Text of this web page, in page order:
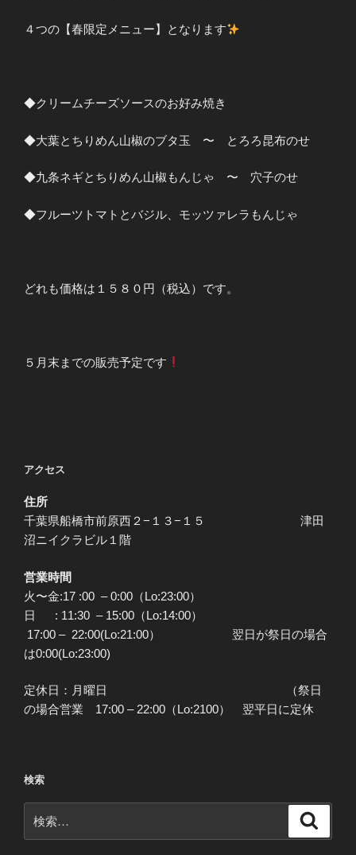
４つの【春限定メニュー】となります
◆クリームチーズソースのお好み焼き
◆大葉とちりめん山椒のブタ玉 〜 とろろ昆布のせ
◆九条ネギとちりめん山椒もんじゃ 〜 穴子のせ
◆フルーツトマトとバジル、モッツァレラもんじゃ
どれも価格は１５８０円（税込）です。
５月末までの販売予定です
アクセス
住所
千葉県船橋市前原西２−１３−１５ 津田
沼ニイクラビル１階
営業時間
火〜金:17 :00 – 0:00（Lo:23:00）
日 : 11:30 – 15:00（Lo:14:00）
17:00 – 22:00(Lo:21:00） 翌日が祭日の場合
は0:00(Lo:23:00)
定休日：月曜日 （祭日
の場合営業 17:00 – 22:00（Lo:2100） 翌平日に定休
検索
索: